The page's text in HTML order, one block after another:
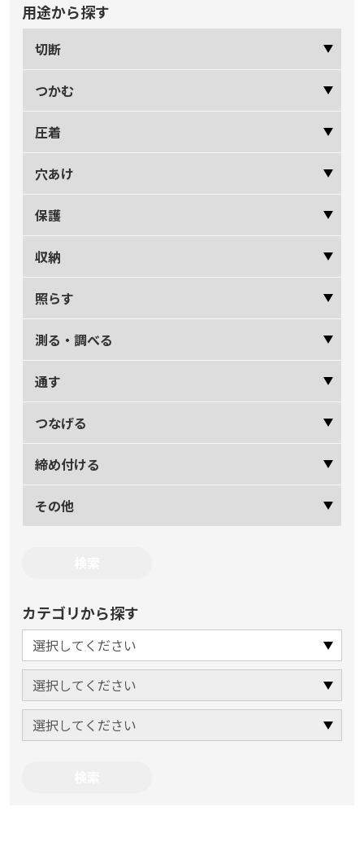
用途から探す
切断
つかむ
圧着
穴あけ
保護
収納
照らす
測る・調べる
通す
つなげる
締め付ける
その他
カテゴリから探す